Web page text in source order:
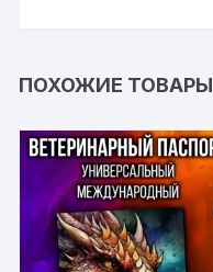
ПОХОЖИЕ ТОВАРЫ